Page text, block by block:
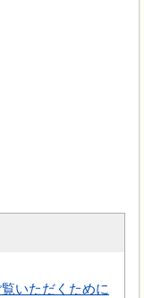
いただくために